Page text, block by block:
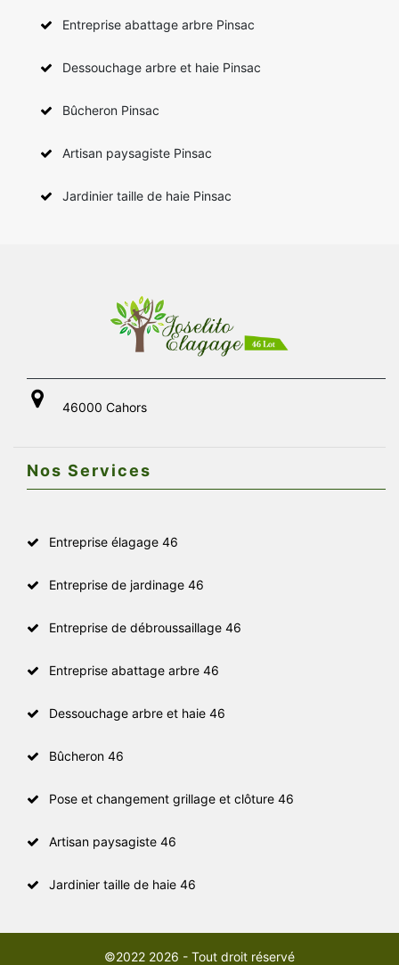
Entreprise abattage arbre Pinsac
Dessouchage arbre et haie Pinsac
Bûcheron Pinsac
Artisan paysagiste Pinsac
Jardinier taille de haie Pinsac
46000 Cahors
Nos Services
Entreprise élagage 46
Entreprise de jardinage 46
Entreprise de débroussaillage 46
Entreprise abattage arbre 46
Dessouchage arbre et haie 46
Bûcheron 46
Pose et changement grillage et clôture 46
Artisan paysagiste 46
Jardinier taille de haie 46
©2022 2026 - Tout droit réservé